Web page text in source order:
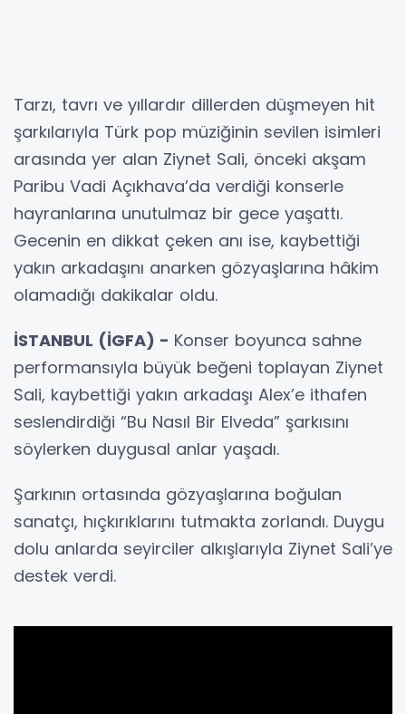
Tarzı, tavrı ve yıllardır dillerden düşmeyen hit
şarkılarıyla Türk pop müziğinin sevilen isimleri
arasında yer alan Ziynet Sali, önceki akşam
Paribu Vadi Açıkhava’da verdiği konserle
hayranlarına unutulmaz bir gece yaşattı.
Gecenin en dikkat çeken anı ise, kaybettiği
yakın arkadaşını anarken gözyaşlarına hâkim
olamadığı dakikalar oldu.
İSTANBUL (İGFA) - Konser boyunca sahne
performansıyla büyük beğeni toplayan Ziynet
Sali, kaybettiği yakın arkadaşı Alex’e ithafen
seslendirdiği “Bu Nasıl Bir Elveda” şarkısını
söylerken duygusal anlar yaşadı.
Şarkının ortasında gözyaşlarına boğulan
sanatçı, hıçkırıklarını tutmakta zorlandı. Duygu
dolu anlarda seyirciler alkışlarıyla Ziynet Sali’ye
destek verdi.